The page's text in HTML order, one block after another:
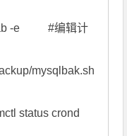
-e          #编辑计
mysqlbak.sh
status crond